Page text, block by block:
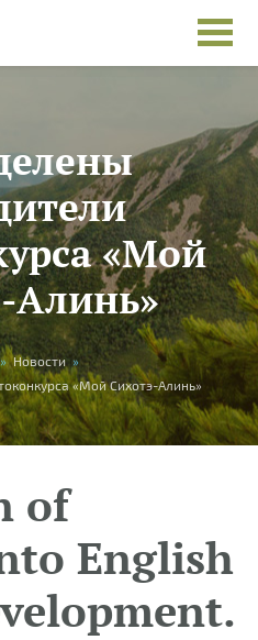
«Мой
Алинь»
» Новости »
«Мой Сихотэ-Алинь»
of
English